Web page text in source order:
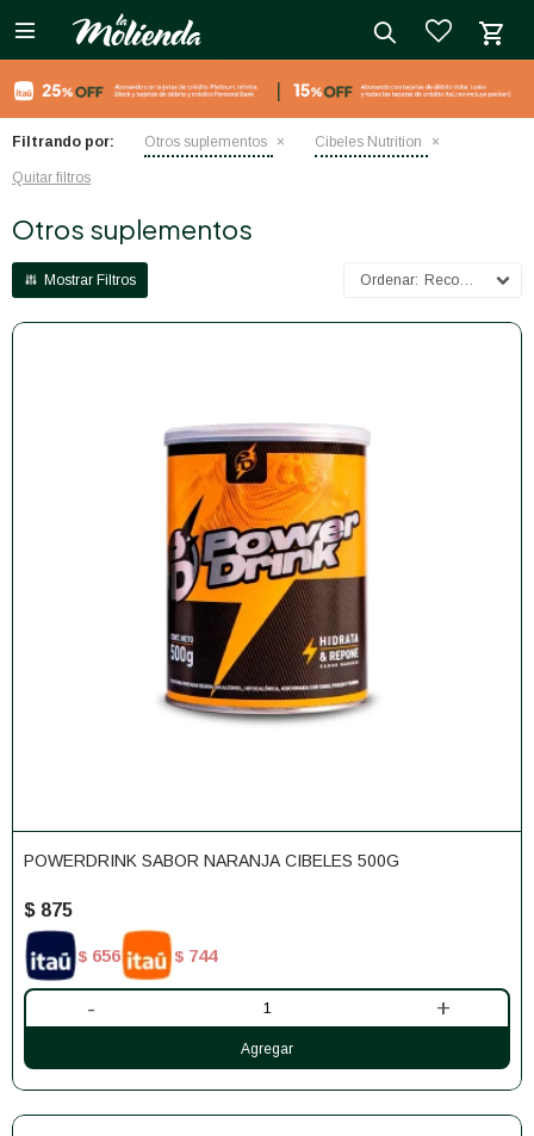

Filtrando por: Otros suplementos Cibeles Nutrition
Quitar filtros
Otros suplementos
Recomendados
POWERDRINK SABOR NARANJA CIBELES 500G
$ 875
$ 656 $ 744
- +